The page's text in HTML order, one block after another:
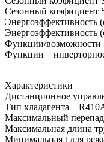
Сезонный коэфициент
Энергоэффективность
Функции/возможности
Функции
Характеристики
Дистанционное
Тип хладагента
Максимальный
Максимальная длина
Минимальная t для